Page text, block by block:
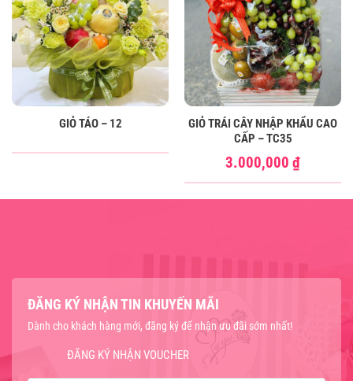
GIỎ TÁO – 12
GIỎ TRÁI CÂY NHẬP KHẨU CAO
CẤP – TC35
3.000,000 ₫
ĐĂNG KÝ NHẬN TIN KHUYẾN MÃI
Dành cho khách hàng mới, đăng ký để nhận ưu đãi sớm nhất!
ĐĂNG KÝ NHẬN VOUCHER